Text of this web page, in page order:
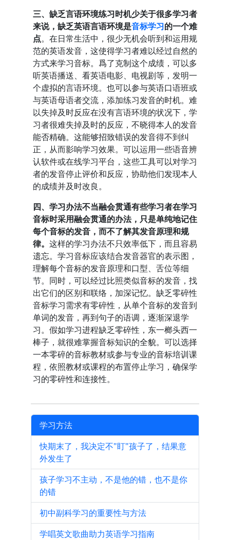
三、缺乏言语环境练习时机少关于很多学习者
来说，缺乏英语言语环境是音标学习的一个难
点。在日常生活中，很少无机会听到和运用规
范的英语发音，这使得学习者难以经过自然的
方式来学习音标。爲了克制这个成绩，可以多
听英语播送、看英语电影、电视剧等，发明一
个虚拟的言语环境。也可以参与英语口语班或
与英语母语者交流，添加练习发音的时机。难
以失掉及时反应在没有言语环境的状况下，学
习者很难失掉及时的反应，不晓得本人的发音
能否精确。这能够招致错误的发音得不到纠
正，从而影响学习效果。可以运用一些语音辨
认软件或在线学习平台，这些工具可以对学习
者的发音停止评价和反应，协助他们发现本人
的成绩并及时改良。
四、学习办法不当融会贯通有些学习者在学习
音标时采用融会贯通的办法，只是单纯地记住
每个音标的发音，而不了解其发音原理和规
律。 这样的学习办法不只效率低下，而且容易
遗忘。学习音标应该结合发音器官的表示图，
理解每个音标的发音原理和口型、舌位等细
节。同时，可以经过比照类似音标的发音，找
出它们的区别和联络，加深记忆。缺乏零碎性
音标学习需求有零碎性，从单个音标的发音到
单词的发音，再到句子的语调，逐渐深退学
习。假如学习进程缺乏零碎性，东一榔头西一
棒子，就很难掌握音标知识的全貌。可以选择
一本零碎的音标教材或参与专业的音标培训课
程，依照教材或课程的布置停止学习，确保学
习的零碎性和连接性。
学习方法
快期末了，我决定不"盯"孩子了，结果意
外发生了
孩子学习不主动，不是他的错，也不是你
的错
初中副科学习的重要性与方法
学唱英文歌曲助力英语学习指南